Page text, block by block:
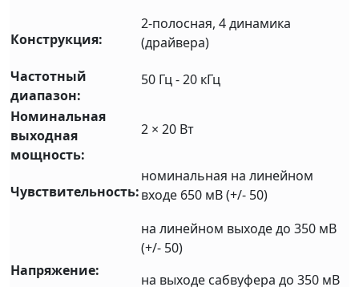
Конструкция:
2-полосная, 4 динамика
(драйвера)
Частотный
диапазон:
50 Гц - 20 кГц
Номинальная
выходная
мощность:
2 × 20 Вт
Чувствительность:
номинальная на линейном
входе 650 мВ (+/- 50)
Напряжение:
на линейном выходе до 350 мВ
(+/- 50)
на выходе сабвуфера до 350 мВ